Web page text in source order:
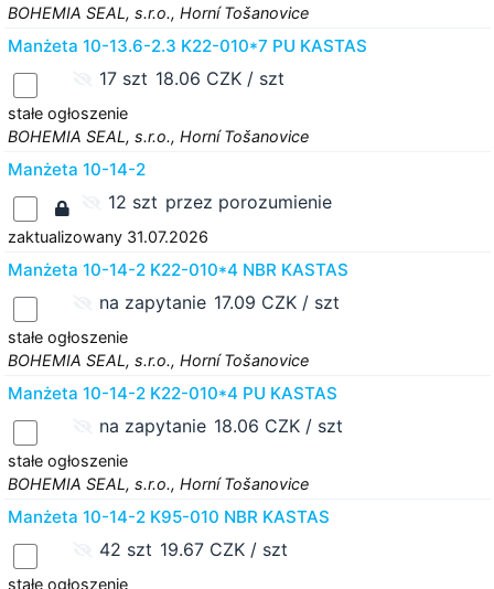
BOHEMIA SEAL, s.r.o., Horní Tošanovice
Manżeta 10-13.6-2.3 K22-010*7 PU KASTAS
17 szt 18.06 CZK / szt
stałe ogłoszenie
BOHEMIA SEAL, s.r.o., Horní Tošanovice
Manżeta 10-14-2
12 szt przez porozumienie
zaktualizowany 31.07.2026
Manżeta 10-14-2 K22-010*4 NBR KASTAS
na zapytanie 17.09 CZK / szt
stałe ogłoszenie
BOHEMIA SEAL, s.r.o., Horní Tošanovice
Manżeta 10-14-2 K22-010*4 PU KASTAS
na zapytanie 18.06 CZK / szt
stałe ogłoszenie
BOHEMIA SEAL, s.r.o., Horní Tošanovice
Manżeta 10-14-2 K95-010 NBR KASTAS
42 szt 19.67 CZK / szt
stałe ogłoszenie